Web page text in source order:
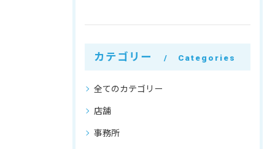
カテゴリー Categories
全てのカテゴリー
店舗
事務所